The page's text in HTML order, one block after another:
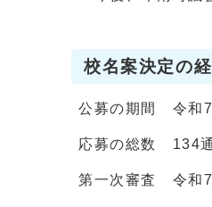
校名案決定の
公募の期間 令和7
応募の総数 134
第一次審査 令和7